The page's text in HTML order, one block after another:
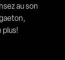
au son
plus!